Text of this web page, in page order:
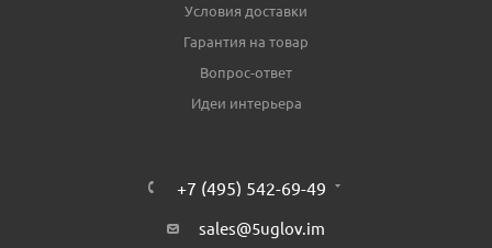
Условия доставки
Гарантия на товар
Вопрос-ответ
Идеи интерьера
+7 (495) 542-69-49
sales@5uglov.im